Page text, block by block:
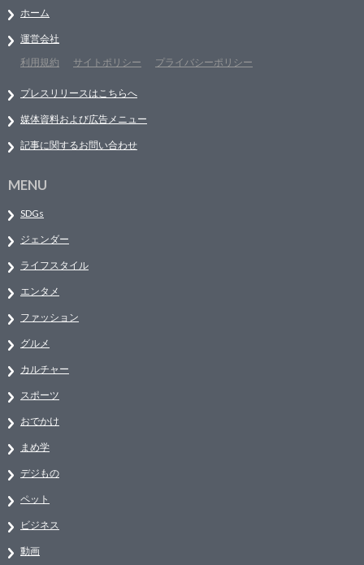
ホーム
運営会社
利用規約
サイトポリシー プライバシーポリシー
プレスリリースはこちらへ
媒体資料および広告メニュー
記事に関するお問い合わせ
MENU
SDGs
ジェンダー
ライフスタイル
エンタメ
ファッション
グルメ
カルチャー
スポーツ
おでかけ
まめ学
デジもの
ペット
ビジネス
動画